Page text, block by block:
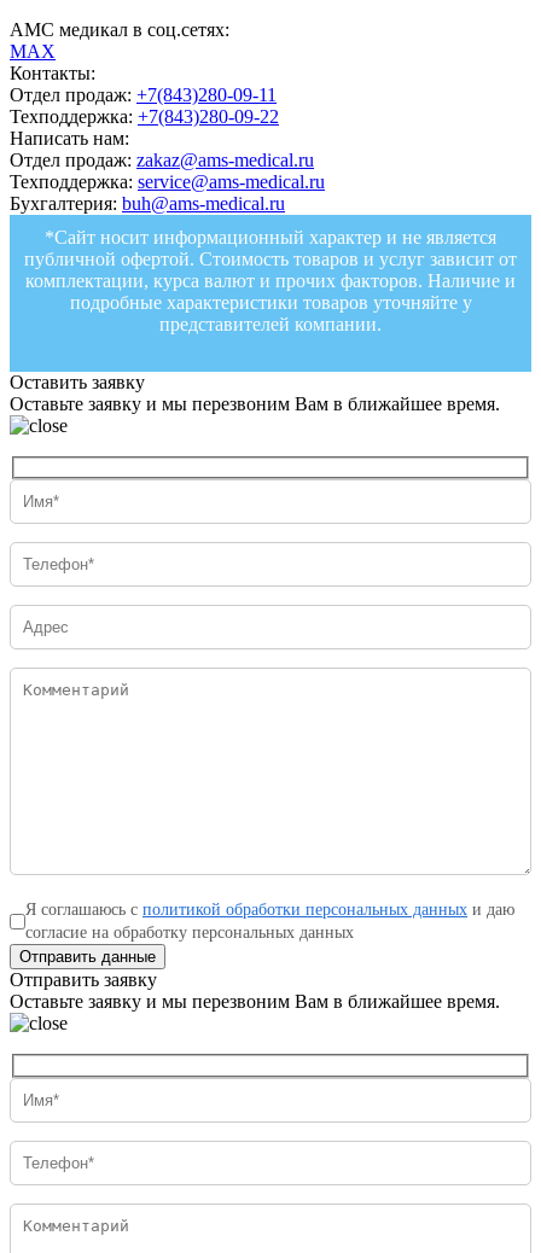
АМС медикал в соц.сетях:
MAX
Контакты:
Отдел продаж: +7(843)280-09-11
Техподдержка: +7(843)280-09-22
Написать нам:
Отдел продаж: zakaz@ams-medical.ru
Техподдержка: service@ams-medical.ru
Бухгалтерия: buh@ams-medical.ru
*Сайт носит информационный характер и не является
публичной офертой. Стоимость товаров и услуг зависит от
комплектации, курса валют и прочих факторов. Наличие и
подробные характеристики товаров уточняйте у
представителей компании.
Оставить заявку
Оставьте заявку и мы перезвоним Вам в ближайшее время.
Я соглашаюсь с политикой обработки персональных данных и даю
согласие на обработку персональных данных
Отправить данные
Отправить заявку
Оставьте заявку и мы перезвоним Вам в ближайшее время.